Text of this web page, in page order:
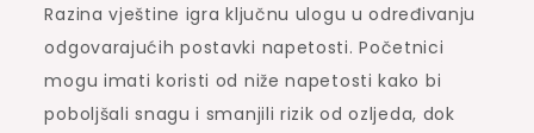
Razina vještine igra ključnu ulogu u određivanju
odgovarajućih postavki napetosti. Početnici
mogu imati koristi od niže napetosti kako bi
poboljšali snagu i smanjili rizik od ozljeda, dok